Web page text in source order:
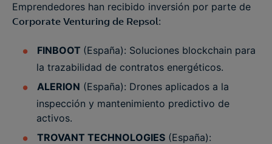
Emprendedores han recibido inversión por parte de
Corporate Venturing de Repsol:
FINBOOT (España): Soluciones blockchain para
la trazabilidad de contratos energéticos.
ALERION (España): Drones aplicados a la
inspección y mantenimiento predictivo de
activos.
TROVANT TECHNOLOGIES (España):